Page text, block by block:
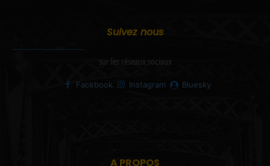
Suivez nous
sur les réseaux sociaux
Facebook Instagram Bluesky
A PROPOS